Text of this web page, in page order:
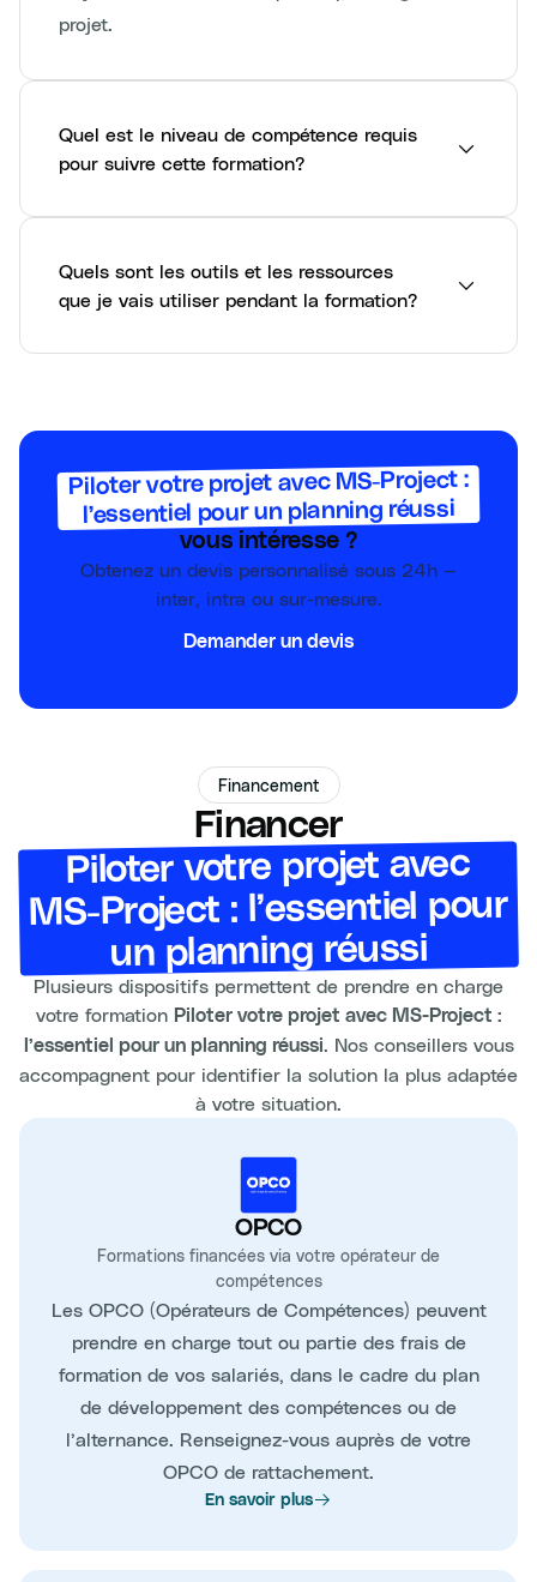
projet.
Quel est le niveau de compétence requis
pour suivre cette formation?
Quels sont les outils et les ressources
que je vais utiliser pendant la formation?
Piloter votre projet avec MS-Project :
l’essentiel pour un planning réussi
vous intéresse ?
Obtenez un devis personnalisé sous 24h —
inter, intra ou sur-mesure.
Demander un devis
Financement
Financer
Piloter votre projet avec
MS-Project : l’essentiel pour
un planning réussi
Plusieurs dispositifs permettent de prendre en charge
votre formation Piloter votre projet avec MS-Project :
l’essentiel pour un planning réussi. Nos conseillers vous
accompagnent pour identifier la solution la plus adaptée
à votre situation.
OPCO
Formations financées via votre opérateur de
compétences
Les OPCO (Opérateurs de Compétences) peuvent
prendre en charge tout ou partie des frais de
formation de vos salariés, dans le cadre du plan
de développement des compétences ou de
l’alternance. Renseignez-vous auprès de votre
OPCO de rattachement.
En savoir plus